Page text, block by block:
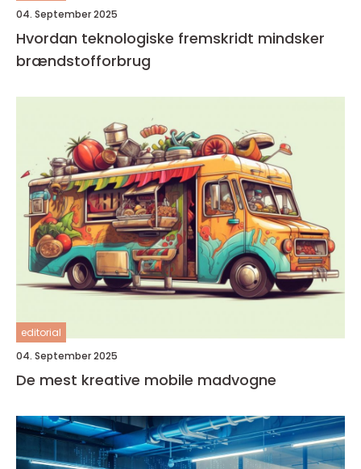
04. September 2025
Hvordan teknologiske fremskridt mindsker
brændstofforbrug
editorial
04. September 2025
De mest kreative mobile madvogne